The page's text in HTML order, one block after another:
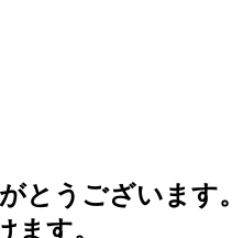
とうございます。
ます。